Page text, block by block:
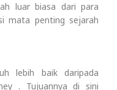
luar biasa dari para
mata penting sejarah
lebih baik daripada
. Tujuannya di sini